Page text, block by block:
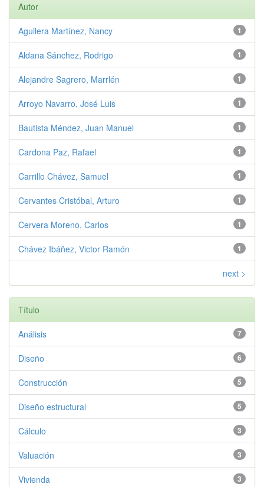
Autor
1
Aguilera Martínez, Nancy
1
Aldana Sánchez, Rodrigo
1
Alejandre Sagrero, Marrlén
1
Arroyo Navarro, José Luis
1
Bautista Méndez, Juan Manuel
1
Cardona Paz, Rafael
1
Carrillo Chávez, Samuel
1
Cervantes Cristóbal, Arturo
1
Cervera Moreno, Carlos
1
Chávez Ibáñez, Victor Ramón
next >
Título
7
Análisis
6
Diseño
5
Construcción
5
Diseño estructural
3
Cálculo
3
Valuación
3
Vivienda